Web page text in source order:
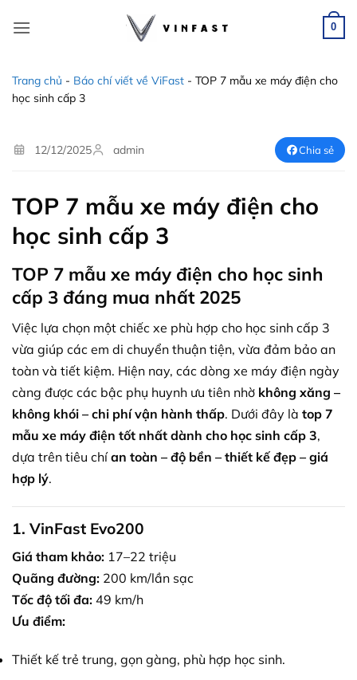
qua
0
Trang chủ - Báo chí viết về ViFast - TOP 7 mẫu xe máy điện cho
học sinh cấp 3
12/12/2025 admin Chia sẻ
TOP 7 mẫu xe máy điện cho
học sinh cấp 3
TOP 7 mẫu xe máy điện cho học sinh
cấp 3 đáng mua nhất 2025
Việc lựa chọn một chiếc xe phù hợp cho học sinh cấp 3
vừa giúp các em di chuyển thuận tiện, vừa đảm bảo an
toàn và tiết kiệm. Hiện nay, các dòng xe máy điện ngày
càng được các bậc phụ huynh ưu tiên nhờ không xăng –
không khói – chi phí vận hành thấp. Dưới đây là top 7
mẫu xe máy điện tốt nhất dành cho học sinh cấp 3,
dựa trên tiêu chían toàn – độ bền – thiết kế đẹp – giá
hợp lý.
1. VinFast Evo200
Giá tham khảo: 17–22 triệu
Quãng đường: 200 km/lần sạc
Tốc độ tối đa: 49 km/h
Ưu điểm:
Thiết kế trẻ trung, gọn gàng, phù hợp học sinh.